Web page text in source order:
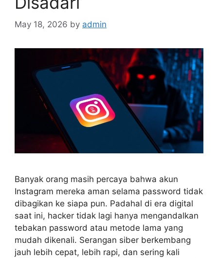
May 18, 2026 by admin
Banyak orang masih percaya bahwa akun
Instagram mereka aman selama password tidak
dibagikan ke siapa pun. Padahal di era digital
saat ini, hacker tidak lagi hanya mengandalkan
tebakan password atau metode lama yang
mudah dikenali. Serangan siber berkembang
jauh lebih cepat, lebih rapi, dan sering kali